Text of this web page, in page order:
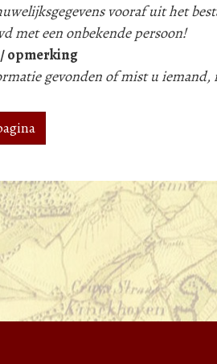
vooraf uit het
met een onbekende persoon!
opmerking
gevonden of mist u iemand,